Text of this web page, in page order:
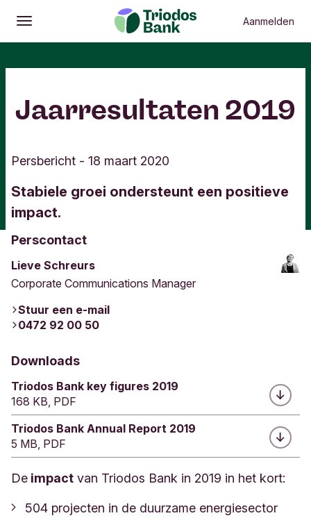
Openen
Hoofdmenu Aanmelden
Jaarresultaten 2019
Persbericht - 18 maart 2020
Stabiele groei ondersteunt een positieve
impact.
Perscontact
Lieve Schreurs
Corporate Communications Manager
Stuur een e-mail
0472 92 00 50
Downloads
Triodos Bank key figures 2019
168 KB, PDF
Triodos Bank Annual Report 2019
5 MB, PDF
De impact van Triodos Bank in 2019 in het kort:
504 projecten in de duurzame energiesector